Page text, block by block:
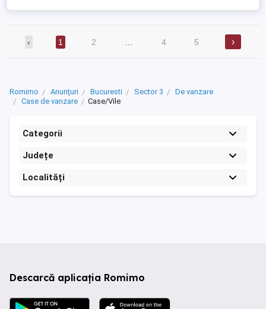
‹ 1 2 4 5 ›
Romimo Anunțuri Bucuresti Sector 3
De vanzare
Case de vanzare
Case/Vile
Categorii
Județe
Localități
Descarcă aplicația Romimo